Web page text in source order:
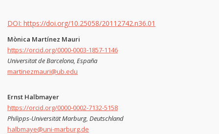
DOI: https://doi.org/10.25058/20112742.n36.01
Mònica Martínez Mauri
https://orcid.org/0000-0003-1857-1146
Universitat de Barcelona, España
martinezmauri@ub.edu
Ernst Halbmayer
https://orcid.org/0000-0002-7132-5158
Philipps-Universität Marburg, Deutschland
halbmaye@uni-marburg.de